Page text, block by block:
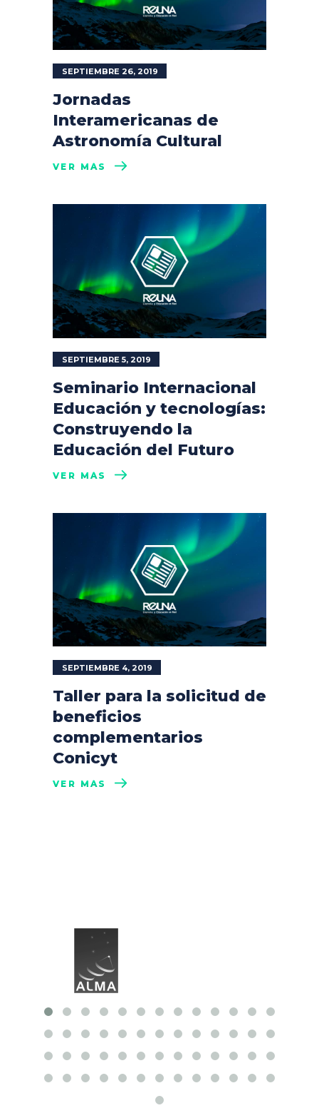
SEPTIEMBRE 26, 2019
Jornadas
Interamericanas de
Astronomía Cultural
VER MÁS
SEPTIEMBRE 5, 2019
Seminario Internacional
Educación y tecnologías:
Construyendo la
Educación del Futuro
VER MÁS
SEPTIEMBRE 4, 2019
Taller para la solicitud de
beneficios
complementarios
Conicyt
VER MÁS